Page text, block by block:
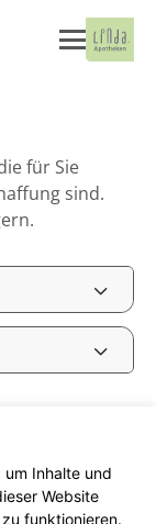
für Sie
sind.
Inhalte und
Website
funktionieren.